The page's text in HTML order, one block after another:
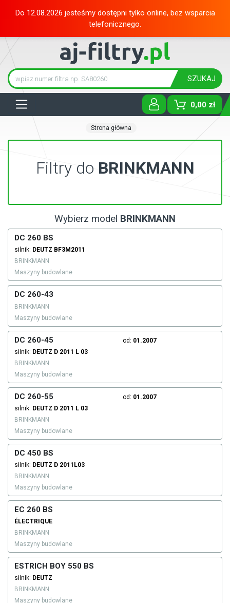
Do 12.08.2026 jesteśmy dostępni tylko online, bez wsparcia
telefonicznego.
SZUKAJ
0,00 zł
Strona główna
Filtry do BRINKMANN
Wybierz model BRINKMANN
DC 260 BS
silnik: DEUTZ BF3M2011
BRINKMANN
Maszyny budowlane
DC 260-43
BRINKMANN
Maszyny budowlane
DC 260-45 od: 01.2007
silnik: DEUTZ D 2011 L 03
BRINKMANN
Maszyny budowlane
DC 260-55 od: 01.2007
silnik: DEUTZ D 2011 L 03
BRINKMANN
Maszyny budowlane
DC 450 BS
silnik: DEUTZ D 2011L03
BRINKMANN
Maszyny budowlane
EC 260 BS
ÉLECTRIQUE
BRINKMANN
Maszyny budowlane
ESTRICH BOY 550 BS
silnik: DEUTZ
BRINKMANN
Maszyny budowlane